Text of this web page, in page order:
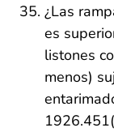
¿Las
es
listones
menos)